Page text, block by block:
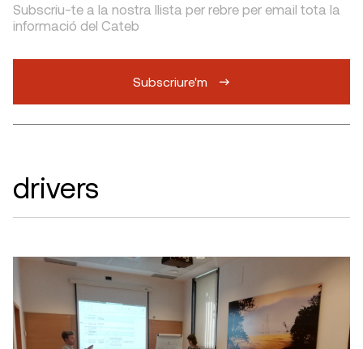
Subscriu-te a la nostra llista per rebre per email tota la
informació del Cateb
Subscriure'm
drivers